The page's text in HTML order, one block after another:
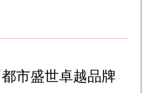
市盛世卓越品牌